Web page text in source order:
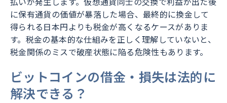
に保有通貨の価値が暴落した場合、最終的に換金して
得られる日本円よりも税金が高くなるケースがありま
す。税金の基本的な仕組みを正しく理解していないと、
税金関係のミスで破産状態に陥る危険性もあります。
ビットコインの借金・損失は法的に
解決できる？